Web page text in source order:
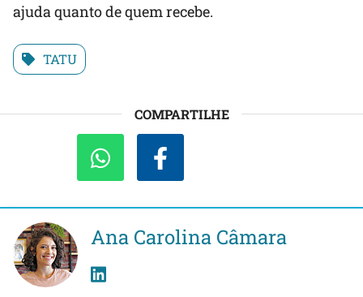
ajuda quanto de quem recebe.
TATU
COMPARTILHE
Ana Carolina Câmara